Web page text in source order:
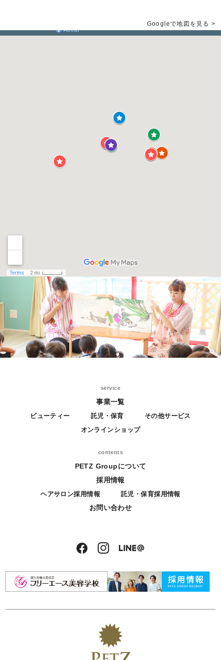
Googleで地図を見る >
service
事業一覧
ビューティー 託児・保育
その他サービス
オンラインショップ
contents
PETZ Groupについて
採用情報
ヘアサロン採用情報 託児・保育採用情報
お問い合わせ